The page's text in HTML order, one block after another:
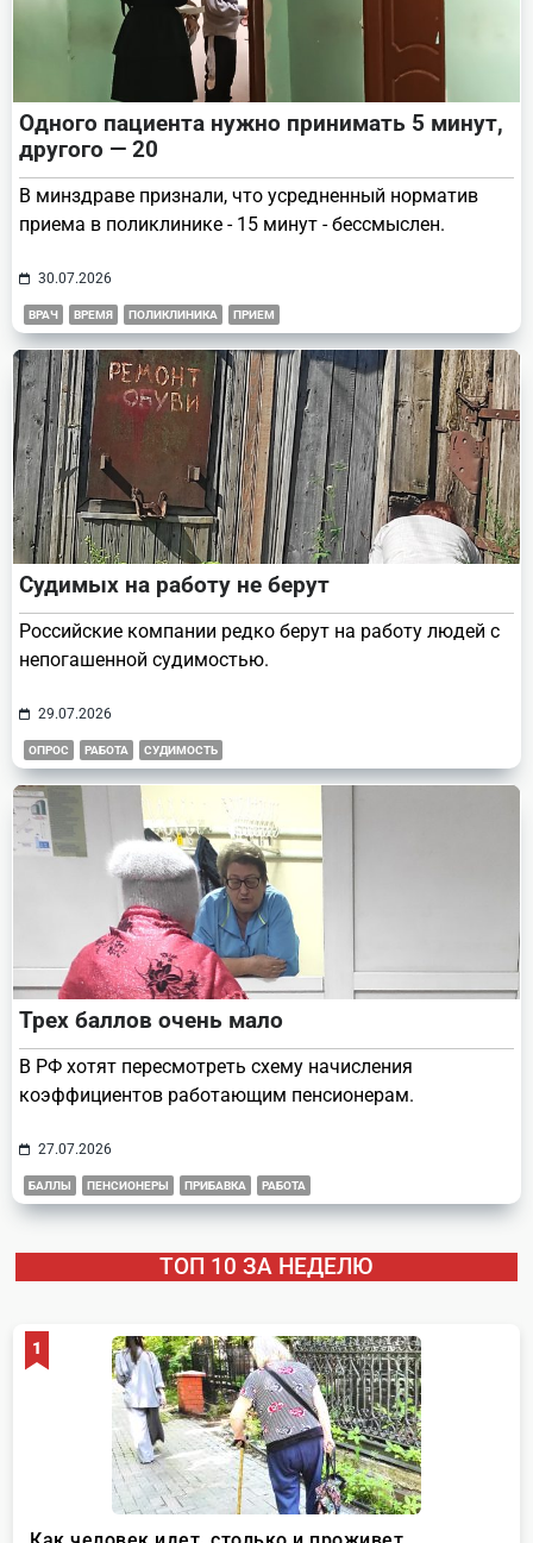
Одного пациента нужно принимать 5 минут,
другого — 20
В минздраве признали, что усредненный норматив
приема в поликлинике - 15 минут - бессмыслен.
30.07.2026
ВРАЧ ВРЕМЯ ПОЛИКЛИНИКА ПРИЕМ
Судимых на работу не берут
Российские компании редко берут на работу людей с
непогашенной судимостью.
29.07.2026
ОПРОС РАБОТА СУДИМОСТЬ
Трех баллов очень мало
В РФ хотят пересмотреть схему начисления
коэффициентов работающим пенсионерам.
27.07.2026
БАЛЛЫ ПЕНСИОНЕРЫ ПРИБАВКА РАБОТА
ТОП 10 ЗА НЕДЕЛЮ